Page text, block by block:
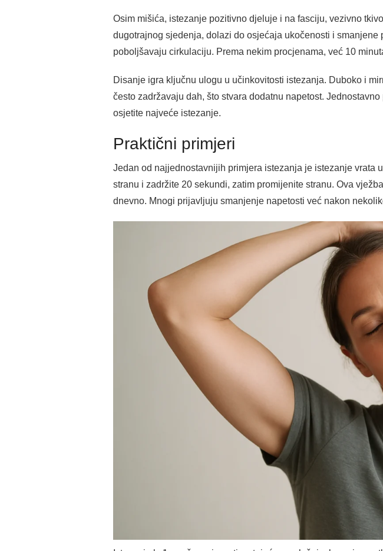
Osim mišića, istezanje pozitivno djeluje i na fasciju, vezivno
dugotrajnog sjedenja, dolazi do osjećaja ukočenosti i
poboljšavaju cirkulaciju. Prema nekim procjenama, već 10
Disanje igra ključnu ulogu u učinkovitosti istezanja. Duboko i
često zadržavaju dah, što stvara dodatnu napetost.
osjetite najveće istezanje.
Praktični primjeri
Jedan od najjednostavnijih primjera istezanja je istezanje vrata
stranu i zadržite 20 sekundi, zatim promijenite stranu. Ova
dnevno. Mnogi prijavljuju smanjenje napetosti već nakon